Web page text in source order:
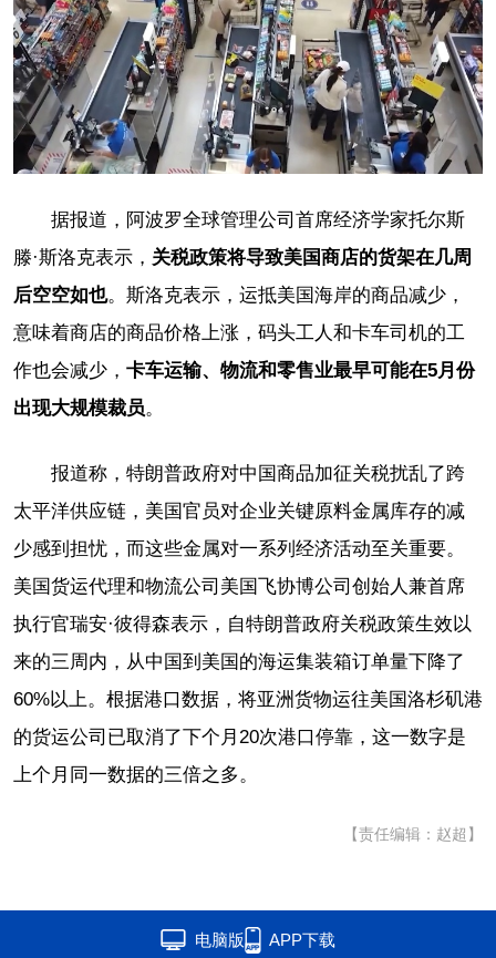
据报道，阿波罗全球管理公司首席经济学家托尔斯
滕·斯洛克表示， 关税政策将导致美国商店的货架在几周
后空空如也。斯洛克表示，运抵美国海岸的商品减少，
意味着商店的商品价格上涨，码头工人和卡车司机的工
作也会减少， 卡车运输、物流和零售业最早可能在5月份
出现大规模裁员。
报道称，特朗普政府对中国商品加征关税扰乱了跨
太平洋供应链，美国官员对企业关键原料金属库存的减
少感到担忧，而这些金属对一系列经济活动至关重要。
美国货运代理和物流公司美国飞协博公司创始人兼首席
执行官瑞安·彼得森表示，自特朗普政府关税政策生效以
来的三周内，从中国到美国的海运集装箱订单量下降了
60%以上。根据港口数据，将亚洲货物运往美国洛杉矶港
的货运公司已取消了下个月20次港口停靠，这一数字是
上个月同一数据的三倍之多。
【责任编辑：赵超】
电脑版 APP下载